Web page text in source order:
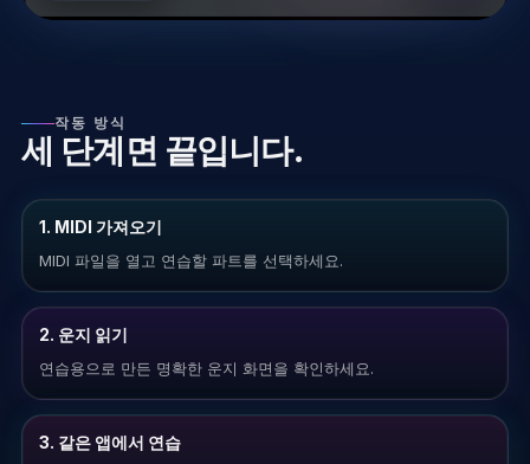
작동 방식
세 단계면 끝입니다.
1. MIDI 가져오기
MIDI 파일을 열고 연습할 파트를 선택하세요.
2. 운지 읽기
연습용으로 만든 명확한 운지 화면을 확인하세요.
3. 같은 앱에서 연습